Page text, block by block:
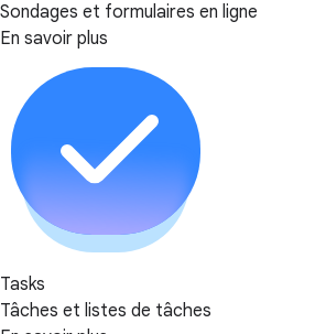
Sondages et formulaires en ligne
En savoir plus
Tasks
Tâches et listes de tâches